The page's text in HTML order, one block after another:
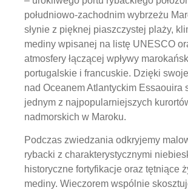
południowo-zachodnim wybrzeżu
słynie z pięknej piaszczystej plaży,
mediny wpisanej na listę UNESCO
atmosfery łączącej wpływy
portugalskie i francuskie. Dzięki
nad Oceanem Atlantyckim Essaouira
jednym z najpopularniejszych
nadmorskich w Maroku.
Podczas zwiedzania odkryjemy
rybacki z charakterystycznymi
historyczne fortyfikacje oraz tętniące
mediny. Wieczorem wspólnie